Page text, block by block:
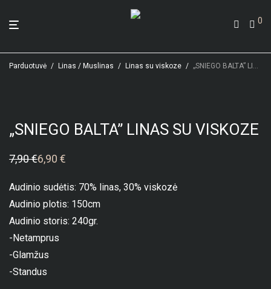
0
Parduotuvė / Linas / Muslinas / Linas su viskoze / „SNIEGO BALTA” LINAS SU VISKOZE
„SNIEGO BALTA” LINAS SU VISKOZE
7,90€
Original
7,90 €.
6,90 €
Current
6,90 €.
Audinio sudėtis: 70% linas, 30% viskozė
Audinio plotis: 150cm
Audinio storis: 240gr.
-Netamprus
-Glamžus
-Standus